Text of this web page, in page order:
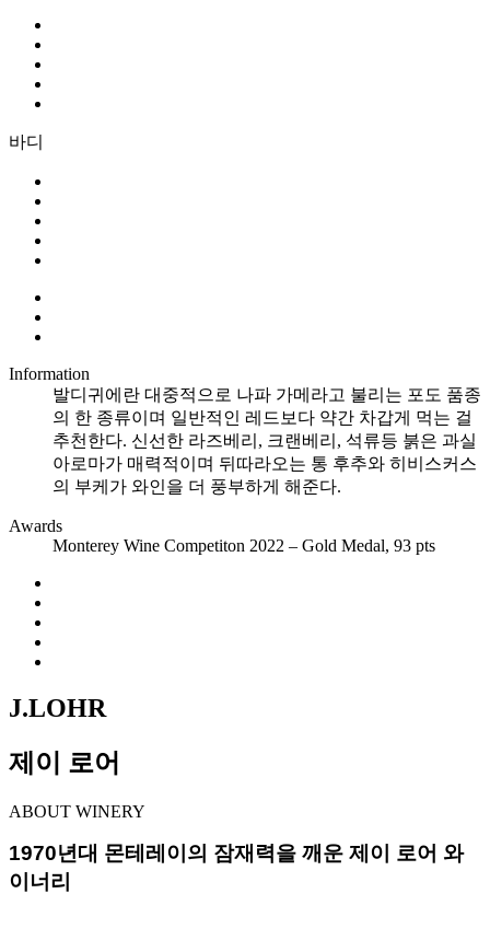
바디
Information
발디귀에란 대중적으로 나파 가메라고 불리는 포도 품종
의 한 종류이며 일반적인 레드보다 약간 차갑게 먹는 걸
추천한다. 신선한 라즈베리, 크랜베리, 석류등 붉은 과실
아로마가 매력적이며 뒤따라오는 통 후추와 히비스커스
의 부케가 와인을 더 풍부하게 해준다.
Awards
Monterey Wine Competiton 2022 – Gold Medal, 93 pts
J.LOHR
제이 로어
ABOUT WINERY
1970년대 몬테레이의 잠재력을 깨운 제이 로어 와
이너리